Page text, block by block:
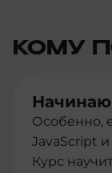
КОМУ
Особенно,
JavaScript
Курс